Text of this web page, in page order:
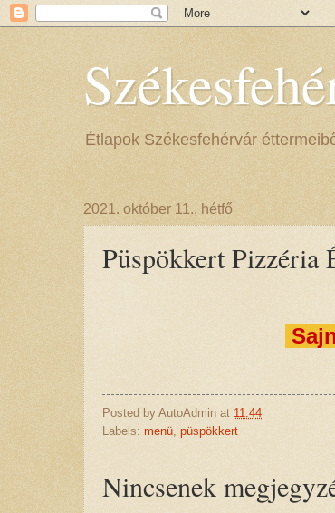
Étlapok Székesfehérvár
2021. október 11., hétfő
Püspökkert Pizzéria
Posted by AutoAdmin at 11:44
Labels: menü püspökkert
Nincsenek